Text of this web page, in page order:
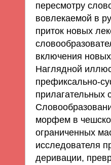
пересмотру
вовлекаемой в
приток новых
включения
Наглядной
префиксально-
прилагательных
морфем в
ограниченных
исследователя
деривации,